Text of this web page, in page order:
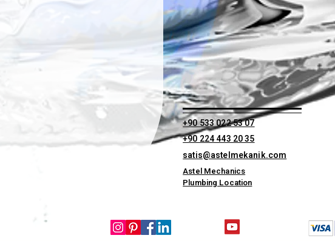
+90 533 022 53 07
+90 224 443 20 35
satis@astelmekanik.com
Astel Mechanics
Plumbing Location